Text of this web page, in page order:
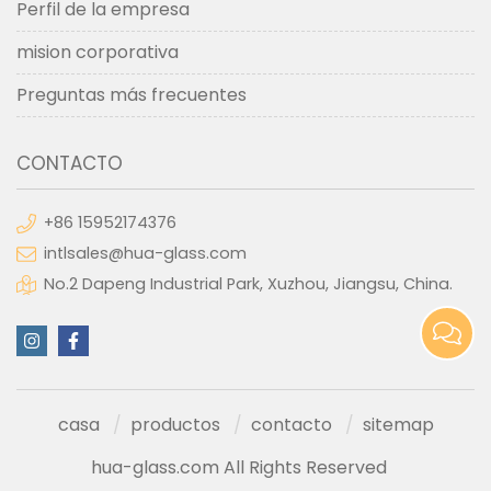
Perfil de la empresa
mision corporativa
Preguntas más frecuentes
CONTACTO
+86 15952174376
intlsales@hua-glass.com
No.2 Dapeng Industrial Park, Xuzhou, Jiangsu, China.
casa productos contacto
sitemap
hua-glass.com All Rights Reserved